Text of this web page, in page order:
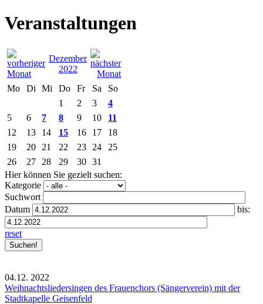
Veranstaltungen
Dezember
2022
Mo
Di Mi Do Fr Sa
So
1
2 3
4
5
6 7 8 9 10
11
12
13 14 15 16 17
18
19
20 21 22 23 24
25
26
27 28 29 30 31
Hier können Sie gezielt suchen:
Kategorie
Suchwort
Datum
bis:
reset
04.12. 2022
Weihnachtsliedersingen des Frauenchors (Sängerverein) mit der
Stadtkapelle Geisenfeld